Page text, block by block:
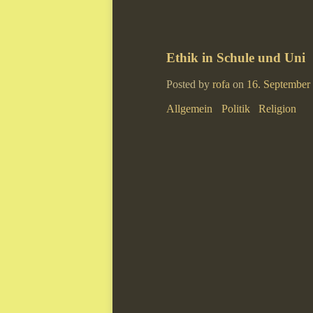
Ethik in Schule und Uni
Posted byrofa on 16.
Allgemein Politik Religion